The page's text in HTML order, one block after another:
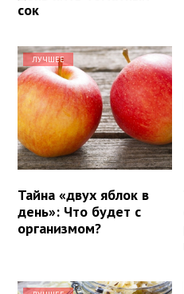
сок
ЛУЧШЕЕ
Тайна «двух яблок в
день»: Что будет с
организмом?